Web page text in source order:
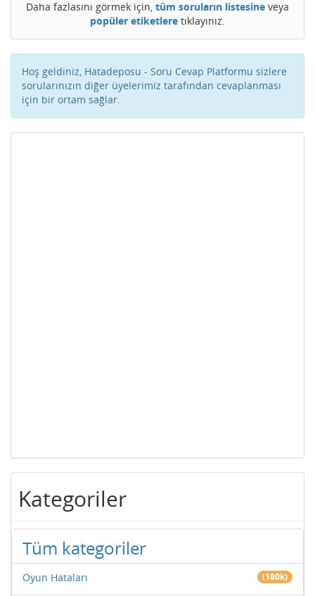
Daha fazlasını görmek için, tüm soruların listesine veya
popüler etiketlere tıklayınız.
Hoş geldiniz, Hatadeposu - Soru Cevap Platformu sizlere
sorularınızın diğer üyelerimiz tarafından cevaplanması
için bir ortam sağlar.
Kategoriler
Tüm kategoriler
Oyun Hataları (180k)